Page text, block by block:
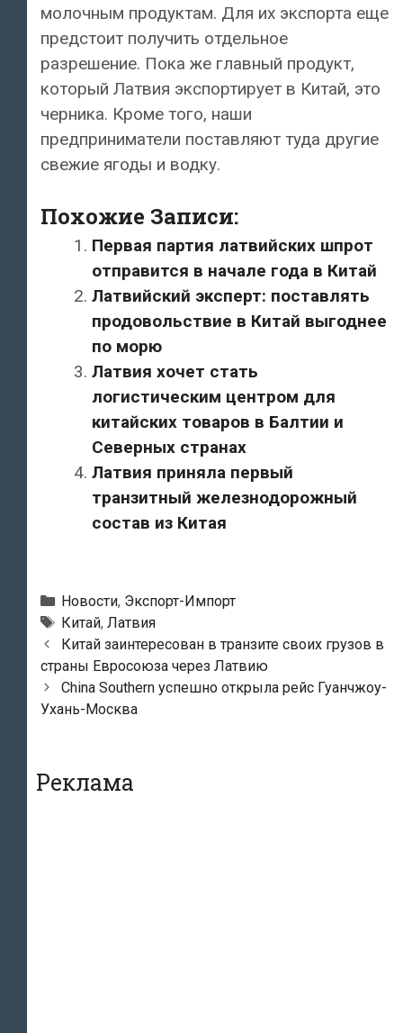
молочным продуктам. Для их экспорта еще
предстоит получить отдельное
разрешение. Пока же главный продукт,
который Латвия экспортирует в Китай, это
черника. Кроме того, наши
предприниматели поставляют туда другие
свежие ягоды и водку.
Похожие Записи:
Первая партия латвийских шпрот
отправится в начале года в Китай
Латвийский эксперт: поставлять
продовольствие в Китай выгоднее
по морю
Латвия хочет стать
логистическим центром для
китайских товаров в Балтии и
Северных странах
Латвия приняла первый
транзитный железнодорожный
состав из Китая
Рубрики
Новости, Экспорт-Импорт
Метки
Китай, Латвия
Навигация
по
записям
Китай заинтересован в транзите своих грузов в
страны Евросоюза через Латвию
China Southern успешно открыла рейс Гуанчжоу-
Ухань-Москва
Реклама